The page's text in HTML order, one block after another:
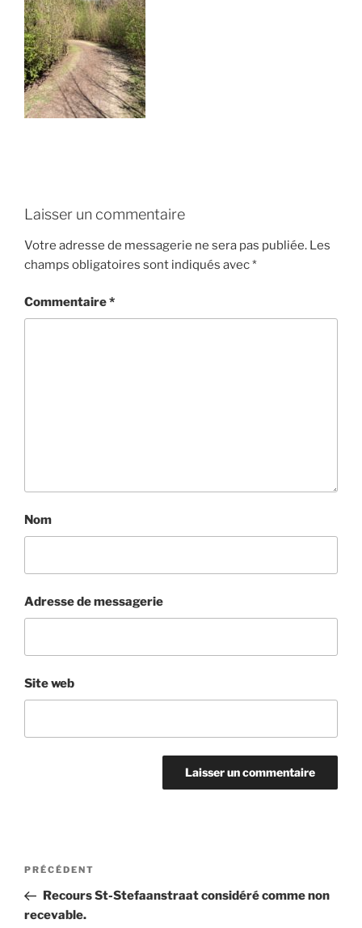
Laisser un commentaire
Votre adresse de messagerie ne sera pas publiée. Les
champs obligatoires sont indiqués avec*
Commentaire*
Nom
Adresse de messagerie
Site web
Navigation
l’article
Article
précédent
PRÉCÉDENT
Recours St-Stefaanstraat considéré comme non
recevable.